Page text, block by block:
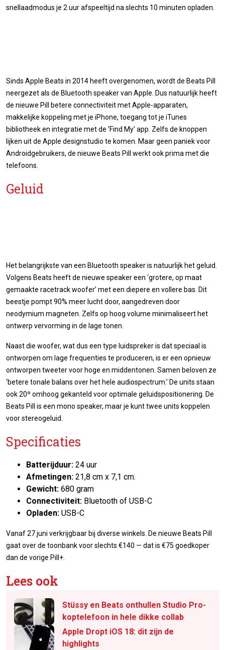
snellaadmodus je 2 uur afspeeltijd na slechts 10 minuten opladen.
Sinds Apple Beats in 2014 heeft overgenomen, wordt de Beats Pill
neergezet als de Bluetooth speaker van Apple. Dus natuurlijk heeft
de nieuwe Pill betere connectiviteit met Apple-apparaten,
makkelijke koppeling met je iPhone, toegang tot je iTunes
bibliotheek en integratie met de 'Find My' app. Zelfs de knoppen
lijken uit de Apple designstudio te komen. Maar geen paniek voor
Androidgebruikers, de nieuwe Beats Pill werkt ook prima met die
telefoons.
Geluid
Het belangrijkste van een Bluetooth speaker is natuurlijk het geluid.
Volgens Beats heeft de nieuwe speaker een ‘grotere, op maat
gemaakte racetrack woofer’ met een diepere en vollere bas. Dit
beestje pompt 90% meer lucht door, aangedreven door
neodymium magneten. Zelfs op hoog volume minimaliseert het
ontwerp vervorming in de lage tonen.
Naast die woofer, wat dus een type luidspreker is dat speciaal is
ontworpen om lage frequenties te produceren, is er een opnieuw
ontworpen tweeter voor hoge en middentonen. Samen beloven ze
‘betere tonale balans over het hele audiospectrum.’ De units staan
ook 20º omhoog gekanteld voor optimale geluidspositionering. De
Beats Pill is een mono speaker, maar je kunt twee units koppelen
voor stereogeluid.
Specificaties
Batterijduur: 24 uur
Afmetingen: 21,8 cm x 7,1 cm.
Gewicht: 680 gram
Connectiviteit: Bluetooth of USB-C
Opladen: USB-C
Vanaf 27 juni verkrijgbaar bij diverse winkels. De nieuwe Beats Pill
gaat over de toonbank voor slechts €140 — dat is €75 goedkoper
dan de vorige Pill+.
Lees ook
Stüssy en Beats onthullen Studio Pro-
koptelefoon in hele dikke collab
Apple Dropt iOS 18: dit zijn de
highlights